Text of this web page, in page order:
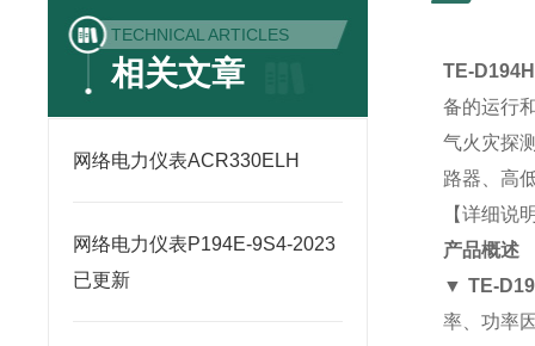
TECHNICAL ARTICLES
相关文章
网络电力仪表ACR330ELH
网络电力仪表P194E-9S4-2023
已更新
TE-
备的运行
气火灾探
路器、高
【详细说
产品概述
▼TE-
率、功率